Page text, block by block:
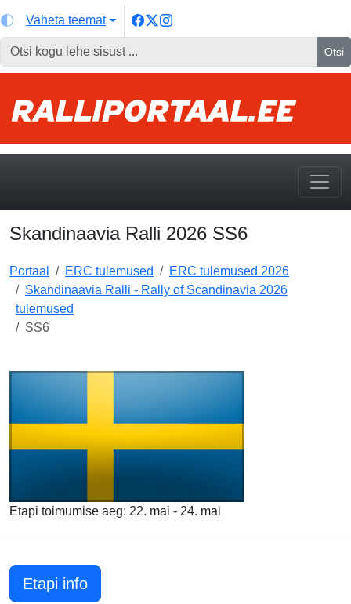
Vaheta teemat
Otsi
Skandinaavia Ralli 2026 SS6
Portaal ERC tulemused
ERC tulemused 2026
Skandinaavia Ralli - Rally of Scandinavia 2026
tulemused
SS6
Etapi toimumise aeg: 22. mai - 24. mai
Etapi info